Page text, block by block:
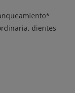
dientes